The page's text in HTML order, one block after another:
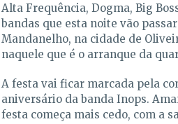
Alta Frequência, Dogma, Big
bandas que esta noite vão
Mandanelho, na cidade de
naquele que é o arranque da
A festa vai ficar marcada pela
aniversário da banda Inops.
festa começa mais cedo, com a